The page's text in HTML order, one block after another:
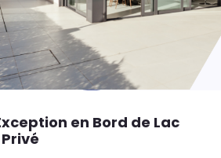
en Bord de Lac